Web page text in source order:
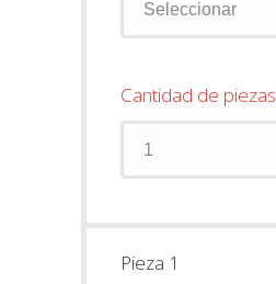
Cantidad de piezas
Pieza 1